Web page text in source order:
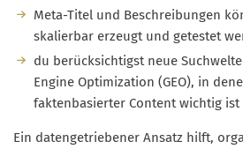
Meta-Titel und Beschreibungen
skalierbar erzeugt und getestet
du berücksichtigst neue
Engine Optimization (GEO), in
faktenbasierter Content wichtig ist
Ein datengetriebener Ansatz hilft,